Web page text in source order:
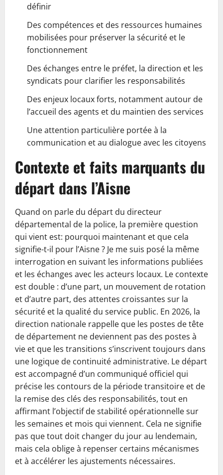
définir
Des compétences et des ressources humaines
mobilisées pour préserver la sécurité et le
fonctionnement
Des échanges entre le préfet, la direction et les
syndicats pour clarifier les responsabilités
Des enjeux locaux forts, notamment autour de
l’accueil des agents et du maintien des services
Une attention particulière portée à la
communication et au dialogue avec les citoyens
Contexte et faits marquants du
départ dans l’Aisne
Quand on parle du départ du directeur
départemental de la police, la première question
qui vient est: pourquoi maintenant et que cela
signifie-t-il pour l’Aisne ? Je me suis posé la même
interrogation en suivant les informations publiées
et les échanges avec les acteurs locaux. Le contexte
est double : d’une part, un mouvement de rotation
et d’autre part, des attentes croissantes sur la
sécurité et la qualité du service public. En 2026, la
direction nationale rappelle que les postes de tête
de département ne deviennent pas des postes à
vie et que les transitions s’inscrivent toujours dans
une logique de continuité administrative. Le départ
est accompagné d’un communiqué officiel qui
précise les contours de la période transitoire et de
la remise des clés des responsabilités, tout en
affirmant l’objectif de stabilité opérationnelle sur
les semaines et mois qui viennent. Cela ne signifie
pas que tout doit changer du jour au lendemain,
mais cela oblige à repenser certains mécanismes
et à accélérer les ajustements nécessaires.